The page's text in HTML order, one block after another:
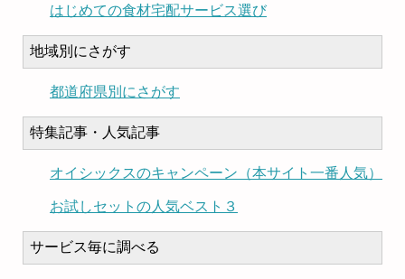
はじめての食材宅配サービス選び
地域別にさがす
都道府県別にさがす
特集記事・人気記事
オイシックスのキャンペーン（本サイト一番人気）
お試しセットの人気ベスト３
サービス毎に調べる